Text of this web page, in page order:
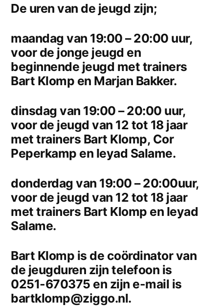
De uren van de jeugd zijn;
maandag van 19:00 – 20:00 uur,
voor de jonge jeugd en
beginnende jeugd met trainers
Bart Klomp en Marjan Bakker.
dinsdag van 19:00 – 20:00 uur,
voor de jeugd van 12 tot 18 jaar
met trainers Bart Klomp, Cor
Peperkamp en Ieyad Salame.
donderdag van 19:00 – 20:00uur,
voor de jeugd van 12 tot 18 jaar
met trainers Bart Klomp en Ieyad
Salame.
Bart Klomp is de coördinator van
de jeugduren zijn telefoon is
0251-670375 en zijn e-mail is
bartklomp@ziggo.nl.